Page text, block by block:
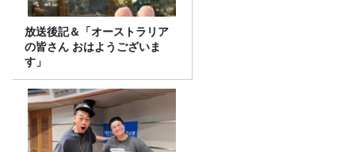
放送後記＆「オーストラリア
の皆さん おはようございま
す」